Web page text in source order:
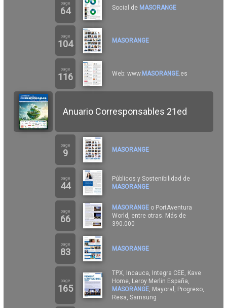
page
64 Social de MASORANGE
page
104 MASORANGE
page
116 Web: www. MASORANGE.es
Anuario Corresponsables 21ed
page
9 MASORANGE
page
44
Públicos y Sostenibilidad de
MASORANGE
page
66
MASORANGE o PortAventura
World, entre otras. Más de
390.000
page
83 MASORANGE
page
165
TPX, Incauca, Integra CEE, Kave
Home, Leroy Merlin España,
MASORANGE, Mayoral, Progreso,
Resa, Samsung